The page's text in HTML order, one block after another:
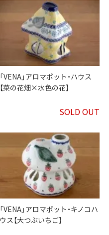
「VENA」アロマポット・ハウス
【菜の花畑×水色の花】
SOLD OUT
「VENA」アロマポット・キノコハ
ウス【大つぶいちご】